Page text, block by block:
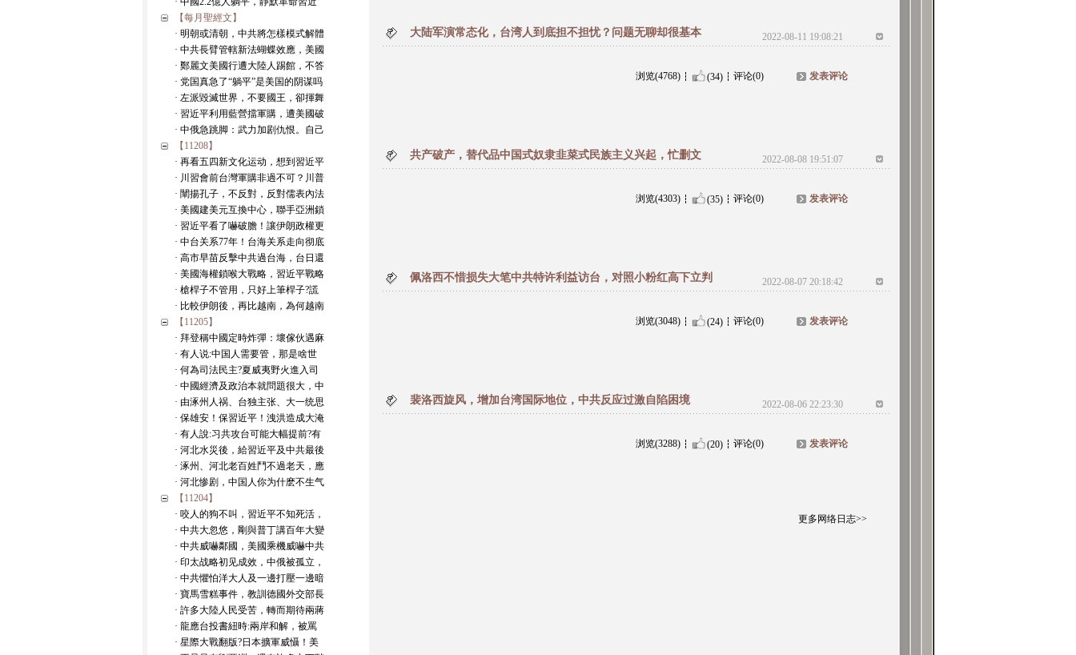
【每月聖經文】
· 明朝或清朝，中共將怎樣模式解體
· 中共長臂管轄新法蝴蝶效應，美國
· 鄭麗文美國行遭大陸人踢館，不答
· 党国真急了“躺平”是美国的阴谋吗
· 左派毀滅世界，不要國王，卻揮舞
· 習近平利用藍營擋軍購，遭美國破
· 中俄急跳脚：武力加剧仇恨。自己
【11208】
· 再看五四新文化运动，想到習近平
· 川習會前台灣軍購非過不可？川普
· 闡揚孔子，不反對，反對儒表內法
· 美國建美元互換中心，聯手亞洲鎖
· 習近平看了嚇破膽！讓伊朗政權更
· 中台关系77年！台海关系走向彻底
· 高市早苗反擊中共過台海，台日還
· 美國海權鎖喉大戰略，習近平戰略
· 槍桿子不管用，只好上筆桿子?謊
· 比較伊朗後，再比越南，為何越南
【11205】
· 拜登稱中國定時炸彈：壞傢伙遇麻
· 有人说:中国人需要管，那是啥世
· 何為司法民主?夏威夷野火進入司
· 中國經濟及政治本就問題很大，中
· 由涿州人祸、台独主张、大一统思
· 保雄安！保習近平！洩洪造成大淹
· 有人說:习共攻台可能大幅提前?有
· 河北水災後，給習近平及中共最後
· 涿州、河北老百姓鬥不過老天，應
· 河北惨剧，中国人你为什麽不生气
【11204】
· 咬人的狗不叫，習近平不知死活，
· 中共大忽悠，剛與普丁講百年大變
· 中共威嚇鄰國，美國乘機威嚇中共
· 印太战略初见成效，中俄被孤立，
· 中共懼怕洋大人及一邊打壓一邊暗
· 寶馬雪糕事件，教訓德國外交部長
· 許多大陸人民受苦，轉而期待兩蔣
· 龍應台投書紐時:兩岸和解，被罵
· 星際大戰翻版?日本擴軍威懾！美
大陆军演常态化，台湾人到底担不担忧？问题无聊却很基本 2022-08-11 19:08:21
浏览(4768) (34) 评论(0) 发表评论
共产破产，替代品中国式奴隶韭菜式民族主义兴起，忙删文 2022-08-08 19:51:07
浏览(4303) (35) 评论(0) 发表评论
佩洛西不惜损失大笔中共特许利益访台，对照小粉红高下立判 2022-08-07 20:18:42
浏览(3048) (24) 评论(0) 发表评论
裴洛西旋风，增加台湾国际地位，中共反应过激自陷困境 2022-08-06 22:23:30
浏览(3288) (20) 评论(0) 发表评论
更多网络日志>>